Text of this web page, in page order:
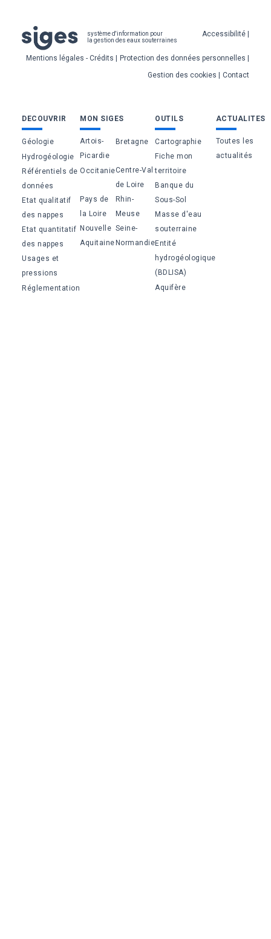
système d'information pour
la gestion des eaux souterraines
Pied
de
page
Accessibilité
Mentions légales - Crédits
Protection des données personnelles
Gestion des cookies
Contact
Bas
de
page
DECOUVRIR
Géologie
Hydrogéologie
Référentiels de
données
Etat qualitatif
des nappes
Etat quantitatif
des nappes
Usages et
pressions
Réglementation
MON SIGES
Artois-
Picardie
Bretagne
OccitanieCentre-Val
de Loire
Pays de
la Loire
Rhin-
Meuse
Nouvelle
Aquitaine
Seine-
Normandie
OUTILS
Cartographie
Fiche mon
territoire
Banque du
Sous-Sol
Masse d'eau
souterraine
Entité
hydrogéologique
(BDLISA)
Aquifère
ACTUALITES
Toutes les
actualités